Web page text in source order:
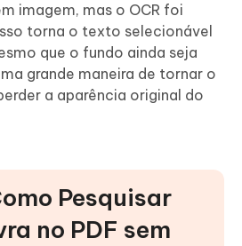
imagem, mas o OCR foi
torna o texto selecionável
que o fundo ainda seja
grande maneira de tornar o
a aparência original do
Pesquisar
no PDF sem